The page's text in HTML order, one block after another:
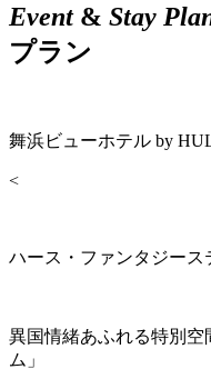
Event& Stay
プラン
舞浜ビューホテル by
<
ハース・ファンタジース
異国情緒あふれる特別
ム」